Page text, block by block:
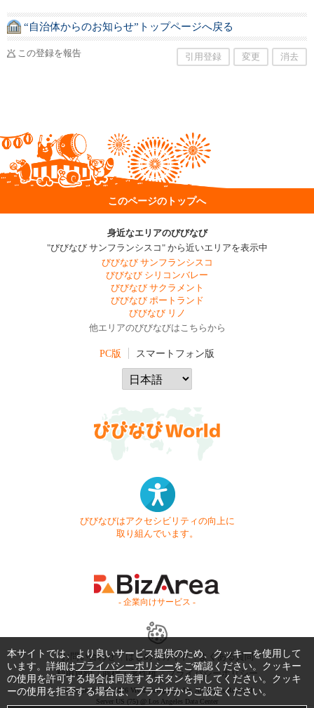
“自治体からのお知らせ”トップページへ戻る
この登録を報告 引用登録 変更 消去
このページのトップへ
身近なエリアのびびなび
"びびなび サンフランシスコ" から近いエリアを表示中
びびなび サンフランシスコ
びびなび シリコンバレー
びびなび サクラメント
びびなび ポートランド
びびなび リノ
他エリアのびびなびはこちらから
PC版 スマートフォン版
びびなびはアクセシビリティの向上に
取り組んでいます。
- 企業向けサービス -
お問い合わせ はじめてガイド
よくある質問
利用規約
商標・著作権 プライバシーポリシー
Copyright © 1999-2026 Vivid Navigation, Inc. All Rights Reserved.
Server US (75) @ Los Angeles Data Center
本サイトでは、より良いサービス提供のため、クッキーを使用して
います。詳細はプライバシーポリシーをご確認ください。クッキー
の使用を許可する場合は同意するボタンを押してください。クッキ
ーの使用を拒否する場合は、ブラウザからご設定ください。